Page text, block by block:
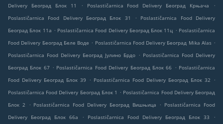
Delivery Београд Блок 11
. Poslastičarnica Food Delivery Београд Крњача
.
Poslastičarnica Food Delivery Београд Блок 31
.
Poslastičarnica Food Delivery
Београд Блок 11а . Poslastičarnica Food Delivery Београд Блок 11ц . Poslastičarnica
Food Delivery Београд Беле Воде . Poslastičarnica Food Delivery Београд Mika Alas .
Poslastičarnica Food Delivery Београд Јулино Брдо . Poslastičarnica Food Delivery
Београд Блок 67 . Poslastičarnica Food Delivery Београд Блок 66 . Poslastičarnica
Food Delivery Београд Блок 39
. Poslastičarnica Food Delivery Београд Блок 32
.
Poslastičarnica Food Delivery Београд Блок 1 . Poslastičarnica Food Delivery Београд
Блок 2
. Poslastičarnica Food Delivery Београд Вишњица . Poslastičarnica Food
Delivery Београд Блок 66а
. Poslastičarnica Food Delivery Београд Блок 33
.